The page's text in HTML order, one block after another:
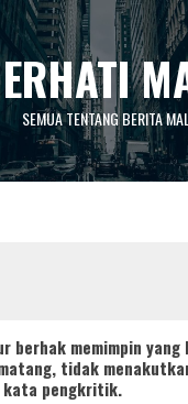
SEMUA TENTANG BERITA
berhak memimpin
tidak
kata pengkritik.